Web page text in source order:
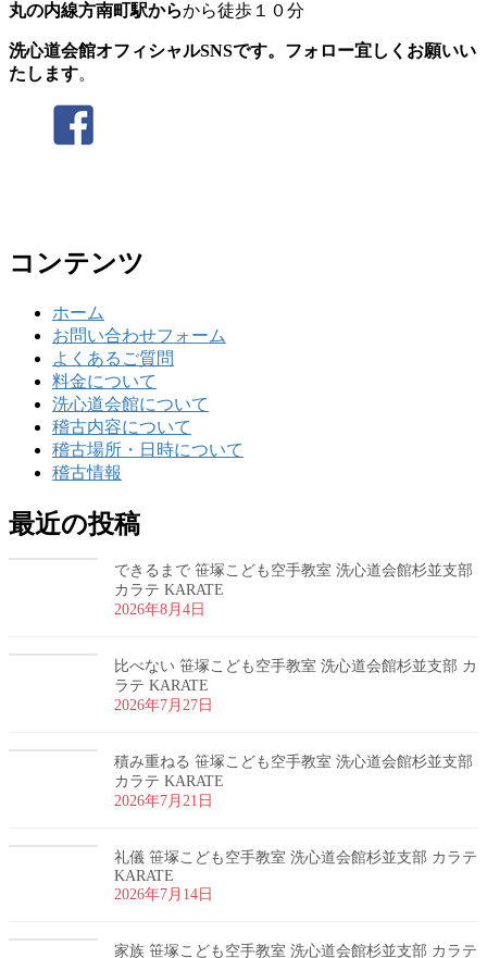
丸の内線方南町駅からから徒歩１０分
洗心道会館オフィシャルSNSです。フォロー宜しくお願いい
たします。
コンテンツ
ホーム
お問い合わせフォーム
よくあるご質問
料金について
洗心道会館について
稽古内容について
稽古場所・日時について
稽古情報
最近の投稿
できるまで 笹塚こども空手教室 洗心道会館杉並支部
カラテ KARATE
2026年8月4日
比べない 笹塚こども空手教室 洗心道会館杉並支部 カ
ラテ KARATE
2026年7月27日
積み重ねる 笹塚こども空手教室 洗心道会館杉並支部
カラテ KARATE
2026年7月21日
礼儀 笹塚こども空手教室 洗心道会館杉並支部 カラテ
KARATE
2026年7月14日
家族 笹塚こども空手教室 洗心道会館杉並支部 カラテ